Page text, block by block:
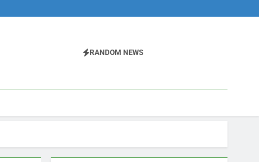
RANDOM NEWS